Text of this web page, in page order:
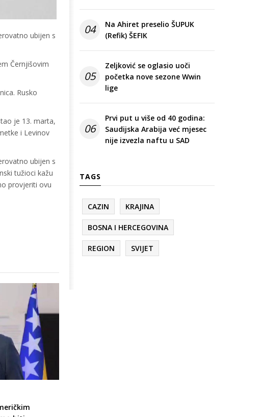
ubijen s
Černjišovim
Rusko
je 13. marta,
i Levinov
ubijen s
tužioci kažu
provjeriti ovu
04
Na Ahiret preselio ŠUPUK
(Refik) ŠEFIK
05
Zeljković se oglasio uoči
početka nove sezone Wwin
lige
06
Prvi put u više od 40 godina:
Saudijska Arabija već mjesec
nije izvezla naftu u SAD
TAGS
CAZIN KRAJINA
BOSNA I HERCEGOVINA
REGION SVIJET